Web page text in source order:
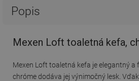
Popis
Mexen Loft toaletná kefa,
Mexen Loft toaletná kefa je elegantný
chróme dodáva jej výnimočný lesk.